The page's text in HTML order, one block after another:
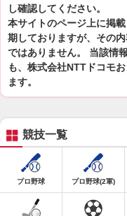
し確認してください。
本サイトのページ上に掲
期しておりますが、その
ではありません。 当該情
も、株式会社NTTドコモ
ます。
競技一覧
プロ野球 プロ野球(2軍)